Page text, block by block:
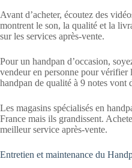
Avant d’acheter, écoutez des
montrent le son, la qualité et la
sur les services après-vente.
Pour un handpan d’occasion,
vendeur en personne pour vérifier
handpan de qualité à 9 notes vont
Les magasins spécialisés en
France mais ils grandissent.
meilleur service après-vente.
Entretien et maintenance du